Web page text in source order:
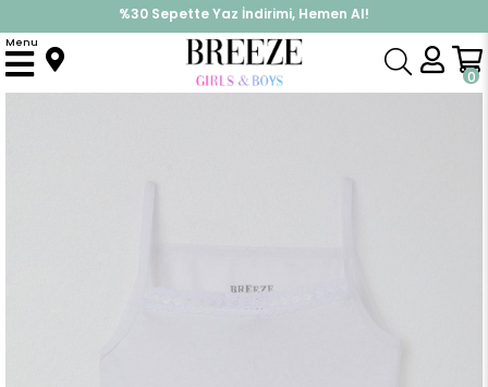
%30 Sepette Yaz İndirimi, Hemen Al!
İndirimlere ek %10 İndirimi Kap, Hemen Üye Ol!
0
Menu
Anasayfa Pijama & İç Giyim KIZ İç Giyim Kız Çocuk İnce Askılı Atlet Dantelli Beyaz (3-7 Yaş)